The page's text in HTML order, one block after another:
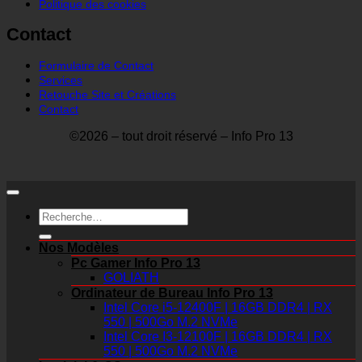
Politique des cookies
Contact
Formulaire de Contact
Services
Retouche Site et Créations
Contact
©2026 – tout droit réservé – Info Pro 13
Recherche
pour :
Nos Modèles
Pc Gamer Info Pro 13
GOLIATH
Ordinateur de Bureau Info Pro 13
Intel Core i5-12400F | 16GB DDR4 | RX
550 | 500Go M.2 NVMe
Intel Core I3-12100F | 16GB DDR4 | RX
550 | 500Go M.2 NVMe